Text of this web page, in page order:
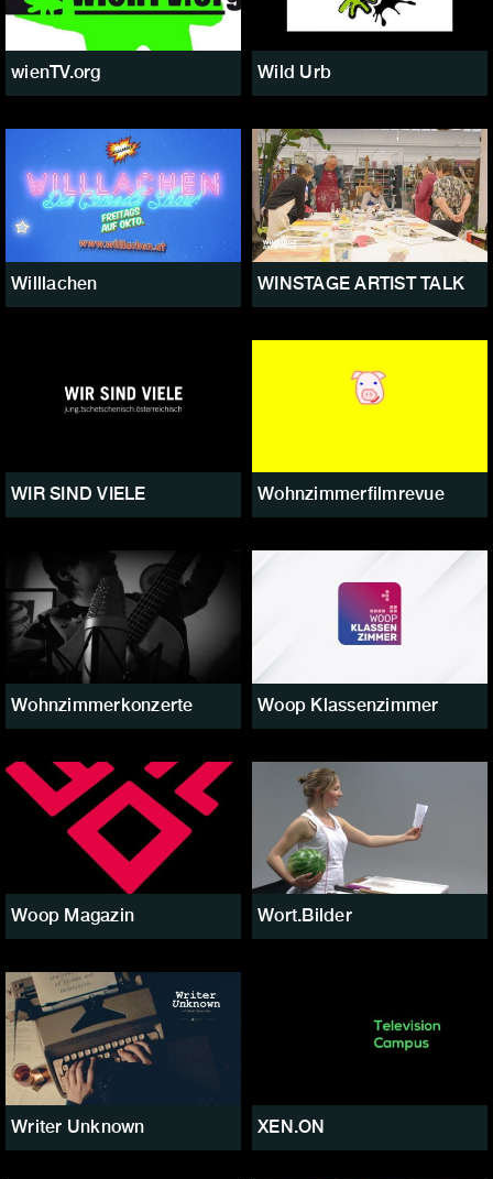
wienTV.org Wild Urb
Willlachen WINSTAGE ARTIST TALK
WIR SIND VIELE Wohnzimmerfilmrevue
Wohnzimmerkonzerte Woop Klassenzimmer
Woop Magazin Wort.Bilder
Writer Unknown XEN.ON